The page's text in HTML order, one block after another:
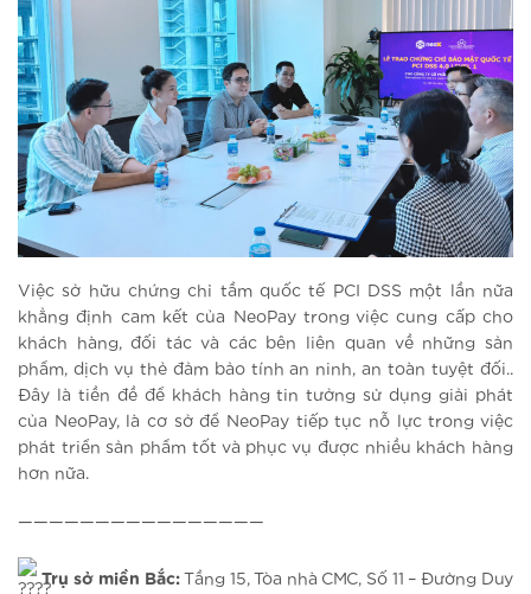
Việc sở hữu chứng chỉ tầm quốc tế PCI DSS một lần nữa
khẳng định cam kết của NeoPay trong việc cung cấp cho
khách hàng, đối tác và các bên liên quan về những sản
phẩm, dịch vụ thẻ đảm bảo tính an ninh, an toàn tuyệt đối..
Đây là tiền đề để khách hàng tin tưởng sử dụng giải phát
của NeoPay, là cơ sở để NeoPay tiếp tục nỗ lực trong việc
phát triển sản phẩm tốt và phục vụ được nhiều khách hàng
hơn nữa.
————————————————
Trụ sở miền Bắc: Tầng 15, Tòa nhà CMC, Số 11 – Đường Duy